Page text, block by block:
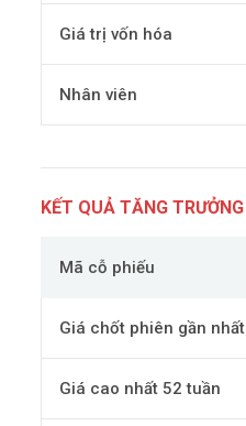
Giá trị vốn hóa
Nhân viên
KẾT QUẢ TĂNG TRƯỞNG
Mã cỗ phiếu
Giá chốt phiên gần nhất
Giá cao nhất 52 tuần